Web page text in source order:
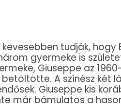
tudják, hogy
gyermeke is
Giuseppe az
A színész két
Giuseppe kis
már bámulatos a